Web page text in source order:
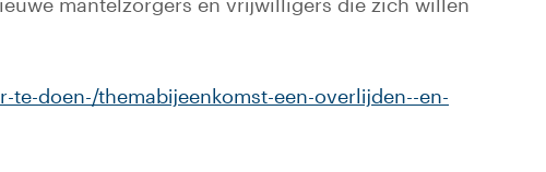
doen-/themabijeenkomst-een-overlijden--en-